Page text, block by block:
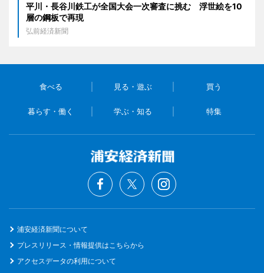
平川・長谷川鉄工が全国大会一次審査に挑む 浮世絵を10
層の鋼板で再現
弘前経済新聞
食べる 見る・遊ぶ 買う
暮らす・働く 学ぶ・知る 特集
浦安経済新聞について
プレスリリース・情報提供はこちらから
アクセスデータの利用について